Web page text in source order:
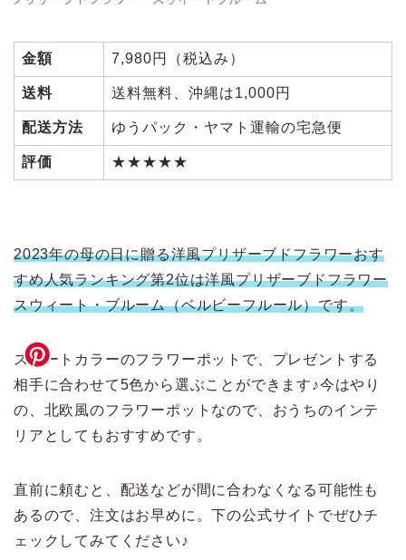
金額 7,980円（税込み）
送料 送料無料、沖縄は1,000円
配送方法 ゆうパック・ヤマト運輸の宅急便
評価 ★★★★★
2023年の母の日に贈る洋風プリザーブドフラワーおす
すめ人気ランキング第2位は洋風プリザーブドフラワー
スウィート・ブルーム（ベルビーフルール）です。
スイートカラーのフラワーポットで、プレゼントする
相手に合わせて5色から選ぶことができます♪今はやり
の、北欧風のフラワーポットなので、おうちのインテ
リアとしてもおすすめです。
直前に頼むと、配送などが間に合わなくなる可能性も
あるので、注文はお早めに。下の公式サイトでぜひチ
ェックしてみてください♪